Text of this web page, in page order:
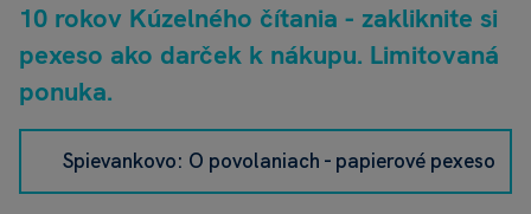
10 rokov Kúzelného čítania - zakliknite si
pexeso ako darček k nákupu. Limitovaná
ponuka.
Spievankovo: O povolaniach - papierové pexeso